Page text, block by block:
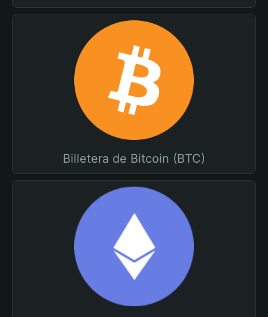
Billetera de Bitcoin (BTC)